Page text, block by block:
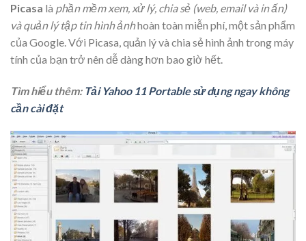
Picasa là phần mềm xem, xử lý, chia sẻ (web, email và in ấn)
và quản lý tập tin hình ảnhhoàn toàn miễn phí, một sản phẩm
của Google. Với Picasa, quản lý và chia sẻ hình ảnh trong máy
tính của bạn trở nên dễ dàng hơn bao giờ hết.
Tìm hiểu thêm: Tải Yahoo 11 Portable sử dụng ngay không
cần cài đặt